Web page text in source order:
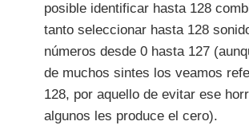
posible identificar hasta 128
tanto seleccionar hasta 128
números desde 0 hasta 127
de muchos sintes los veamos
128, por aquello de evitar ese
algunos les produce el cero).